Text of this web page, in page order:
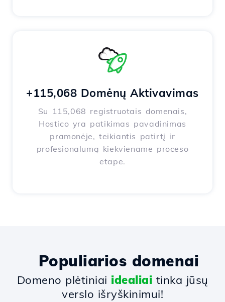
+115,068 Domėnų Aktivavimas
Su 115,068 registruotais domenais,
Hostico yra patikimas pavadinimas
pramonėje, teikiantis patirtį ir
profesionalumą kiekviename proceso
etape.
Populiarios domenai
Domeno plėtiniai idealiai tinka jūsų
verslo išryškinimui!